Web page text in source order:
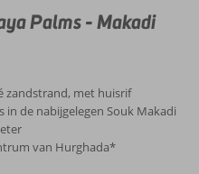
Palms - Makadi
zandstrand, met huisrif
in de nabijgelegen Souk Makadi
van Hurghada*